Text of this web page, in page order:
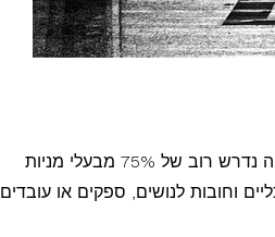
פירוק חברה בע"מ יכול להתבצע מרצון של בעליה (לצורך מימוש ההחלטה נדרש רוב של 75% מבעלי מניות
וחובות לנושים, ספקים או עובדים